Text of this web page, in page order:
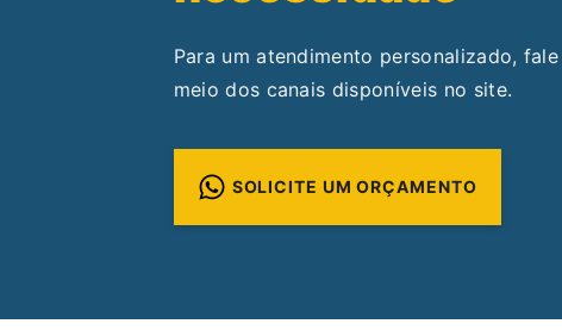
Para um atendimento personalizado,
meio dos canais disponíveis no site.
SOLICITE UM ORÇAMENTO